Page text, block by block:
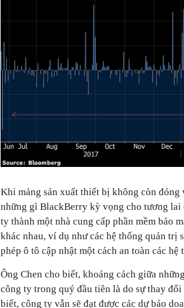
Khi mảng sản xuất thiết bị không còn
những gì BlackBerry kỳ vọng cho tương lai
ty thành một nhà cung cấp phần mềm bảo
khác nhau, ví dụ như các hệ thống quản trị
phép ô tô cập nhật một cách an toàn các
Ông Chen cho biết, khoảng cách giữa
công ty trong quý đầu tiên là do sự thay
biết, công ty vẫn sẽ đạt được các dự báo